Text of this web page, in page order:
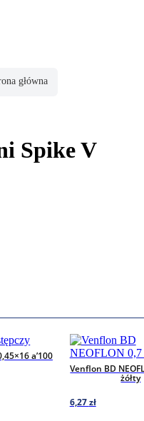
główna
Spike V
a’100
Venflon BD
żółty
6,27zł